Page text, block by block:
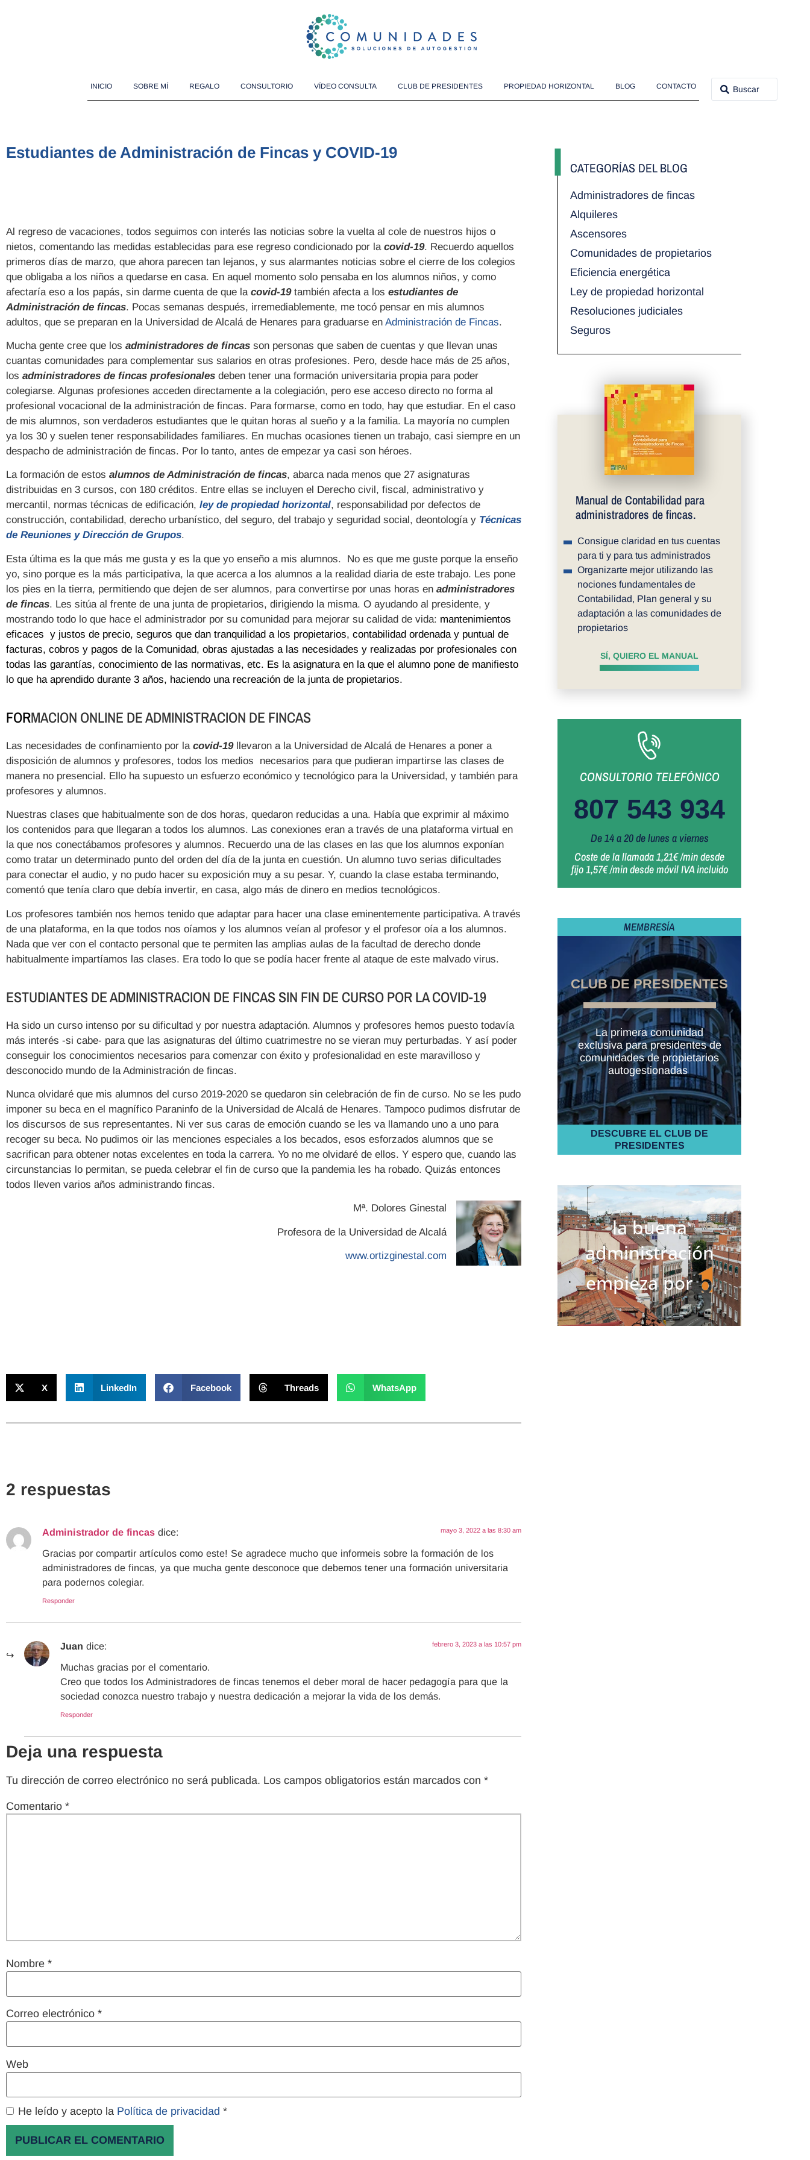
INICIO SOBRE MÍ REGALO CONSULTORIO VÍDEO CONSULTA CLUB DE PRESIDENTES PROPIEDAD HORIZONTAL BLOG CONTACTO
Estudiantes de Administración de Fincas y COVID-19
Al regreso de vacaciones, todos seguimos con interés las noticias sobre la vuelta al cole de nuestros hijos o
nietos, comentando las medidas establecidas para ese regreso condicionado por la covid-19. Recuerdo aquellos
primeros días de marzo, que ahora parecen tan lejanos, y sus alarmantes noticias sobre el cierre de los colegios
que obligaba a los niños a quedarse en casa. En aquel momento solo pensaba en los alumnos niños, y como
afectaría eso a los papás, sin darme cuenta de que la covid-19también afecta a los estudiantes de
Administración de fincas. Pocas semanas después, irremediablemente, me tocó pensar en mis alumnos
adultos, que se preparan en la Universidad de Alcalá de Henares para graduarse en Administración de Fincas.
Mucha gente cree que los administradores de fincas son personas que saben de cuentas y que llevan unas
cuantas comunidades para complementar sus salarios en otras profesiones. Pero, desde hace más de 25 años,
los administradores de fincas profesionales deben tener una formación universitaria propia para poder
colegiarse. Algunas profesiones acceden directamente a la colegiación, pero ese acceso directo no forma al
profesional vocacional de la administración de fincas. Para formarse, como en todo, hay que estudiar. En el caso
de mis alumnos, son verdaderos estudiantes que le quitan horas al sueño y a la familia. La mayoría no cumplen
ya los 30 y suelen tener responsabilidades familiares. En muchas ocasiones tienen un trabajo, casi siempre en un
despacho de administración de fincas. Por lo tanto, antes de empezar ya casi son héroes.
La formación de estos alumnos de Administración de fincas, abarca nada menos que 27 asignaturas
distribuidas en 3 cursos, con 180 créditos. Entre ellas se incluyen el Derecho civil, fiscal, administrativo y
mercantil, normas técnicas de edificación, ley de propiedad horizontal, responsabilidad por defectos de
construcción, contabilidad, derecho urbanístico, del seguro, del trabajo y seguridad social, deontología y Técnicas
de Reuniones y Dirección de Grupos.
Esta última es la que más me gusta y es la que yo enseño a mis alumnos. No es que me guste porque la enseño
yo, sino porque es la más participativa, la que acerca a los alumnos a la realidad diaria de este trabajo. Les pone
los pies en la tierra, permitiendo que dejen de ser alumnos, para convertirse por unas horas en administradores
de fincas. Les sitúa al frente de una junta de propietarios, dirigiendo la misma. O ayudando al presidente, y
mostrando todo lo que hace el administrador por su comunidad para mejorar su calidad de vida: mantenimientos
eficaces y justos de precio, seguros que dan tranquilidad a los propietarios, contabilidad ordenada y puntual de
facturas, cobros y pagos de la Comunidad, obras ajustadas a las necesidades y realizadas por profesionales con
todas las garantías, conocimiento de las normativas, etc. Es la asignatura en la que el alumno pone de manifiesto
lo que ha aprendido durante 3 años, haciendo una recreación de la junta de propietarios.
FORMACION ONLINE DE ADMINISTRACION DE FINCAS
Las necesidades de confinamiento por la covid-19 llevaron a la Universidad de Alcalá de Henares a poner a
disposición de alumnos y profesores, todos los medios necesarios para que pudieran impartirse las clases de
manera no presencial. Ello ha supuesto un esfuerzo económico y tecnológico para la Universidad, y también para
profesores y alumnos.
Nuestras clases que habitualmente son de dos horas, quedaron reducidas a una. Había que exprimir al máximo
los contenidos para que llegaran a todos los alumnos. Las conexiones eran a través de una plataforma virtual en
la que nos conectábamos profesores y alumnos. Recuerdo una de las clases en las que los alumnos exponían
como tratar un determinado punto del orden del día de la junta en cuestión. Un alumno tuvo serias dificultades
para conectar el audio, y no pudo hacer su exposición muy a su pesar. Y, cuando la clase estaba terminando,
comentó que tenía claro que debía invertir, en casa, algo más de dinero en medios tecnológicos.
Los profesores también nos hemos tenido que adaptar para hacer una clase eminentemente participativa. A través
de una plataforma, en la que todos nos oíamos y los alumnos veían al profesor y el profesor oía a los alumnos.
Nada que ver con el contacto personal que te permiten las amplias aulas de la facultad de derecho donde
habitualmente impartíamos las clases. Era todo lo que se podía hacer frente al ataque de este malvado virus.
ESTUDIANTES DE ADMINISTRACION DE FINCAS SIN FIN DE CURSO POR LA COVID-19
Ha sido un curso intenso por su dificultad y por nuestra adaptación. Alumnos y profesores hemos puesto todavía
más interés -si cabe- para que las asignaturas del último cuatrimestre no se vieran muy perturbadas. Y así poder
conseguir los conocimientos necesarios para comenzar con éxito y profesionalidad en este maravilloso y
desconocido mundo de la Administración de fincas.
Nunca olvidaré que mis alumnos del curso 2019-2020 se quedaron sin celebración de fin de curso. No se les pudo
imponer su beca en el magnífico Paraninfo de la Universidad de Alcalá de Henares. Tampoco pudimos disfrutar de
los discursos de sus representantes. Ni ver sus caras de emoción cuando se les va llamando uno a uno para
recoger su beca. No pudimos oir las menciones especiales a los becados, esos esforzados alumnos que se
sacrifican para obtener notas excelentes en toda la carrera. Yo no me olvidaré de ellos. Y espero que, cuando las
circunstancias lo permitan, se pueda celebrar el fin de curso que la pandemia les ha robado. Quizás entonces
todos lleven varios años administrando fincas.
Mª. Dolores Ginestal
Profesora de la Universidad de Alcalá
www.ortizginestal.com
CATEGORÍAS DEL BLOG
Administradores de fincas
Alquileres
Ascensores
Comunidades de propietarios
Eficiencia energética
Ley de propiedad horizontal
Resoluciones judiciales
Seguros
Manual de Contabilidad para
administradores de fincas.
Consigue claridad en tus cuentas
para ti y para tus administrados
Organizarte mejor utilizando las
nociones fundamentales de
Contabilidad, Plan general y su
adaptación a las comunidades de
propietarios
SÍ, QUIERO EL MANUAL
CONSULTORIO TELEFÓNICO
807 543 934
De 14 a 20 de lunes a viernes
Coste de la llamada 1,21€ /min desde
fijo 1,57€ /min desde móvil IVA incluido
MEMBRESÍA
CLUB DE PRESIDENTES
La primera comunidad
exclusiva para presidentes de
comunidades de propietarios
autogestionadas
DESCUBRE EL CLUB DE
PRESIDENTES
la buena
administración
empieza por
X LinkedIn Facebook Threads WhatsApp
2 respuestas
Administrador de fincas dice: mayo 3, 2022 a las 8:30 am
Gracias por compartir artículos como este! Se agradece mucho que informeis sobre la formación de los
administradores de fincas, ya que mucha gente desconoce que debemos tener una formación universitaria
para podernos colegiar.
Responder
Juan dice: febrero 3, 2023 a las 10:57 pm
Muchas gracias por el comentario.
Creo que todos los Administradores de fincas tenemos el deber moral de hacer pedagogía para que la
sociedad conozca nuestro trabajo y nuestra dedicación a mejorar la vida de los demás.
Responder
Deja una respuesta
Tu dirección de correo electrónico no será publicada. Los campos obligatorios están marcados con *
Comentario *
Nombre *
Correo electrónico *
Web
He leído y acepto la Política de privacidad *